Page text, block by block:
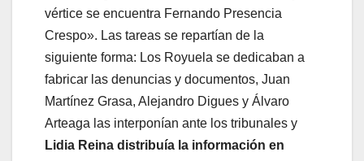
vértice se encuentra Fernando Presencia
Crespo». Las tareas se repartían de la
siguiente forma: Los Royuela se dedicaban a
fabricar las denuncias y documentos, Juan
Martínez Grasa, Alejandro Digues y Álvaro
Arteaga las interponían ante los tribunales y
Lidia Reina distribuía la información en